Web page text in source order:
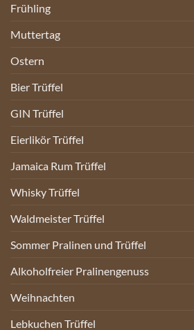
Frühling
Muttertag
Ostern
Bier Trüffel
GIN Trüffel
Eierlikör Trüffel
Jamaica Rum Trüffel
Whisky Trüffel
Waldmeister Trüffel
Sommer Pralinen und Trüffel
Alkoholfreier Pralinengenuss
Weihnachten
Lebkuchen Trüffel